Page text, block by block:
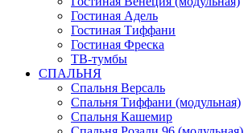
Гостиная Адель
Гостиная Тиффани
Гостиная Фреска
ТВ-тумбы
СПАЛЬНЯ
Спальня Версаль
Спальня Тиффани (модульная)
Спальня Кашемир